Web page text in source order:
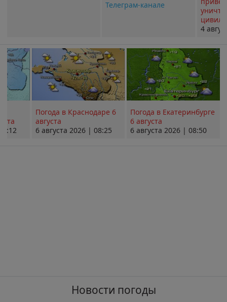
Телеграм-канале
4
Погода в Краснодаре 6
августа
6 августа 2026 | 08:25
Погода в Екатеринбурге
6 августа
6 августа 2026 | 08:50
Новости погоды